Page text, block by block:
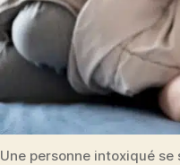
Une personne intoxiqué se